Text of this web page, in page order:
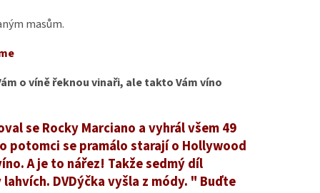
masům.
o víně řeknou vinaři, ale takto Vám víno
se Rocky Marciano a vyhrál všem 49
potomci se pramálo starají o Hollywood
A je to nářez! Takže sedmý díl
DVDýčka vyšla z módy. " Buďte